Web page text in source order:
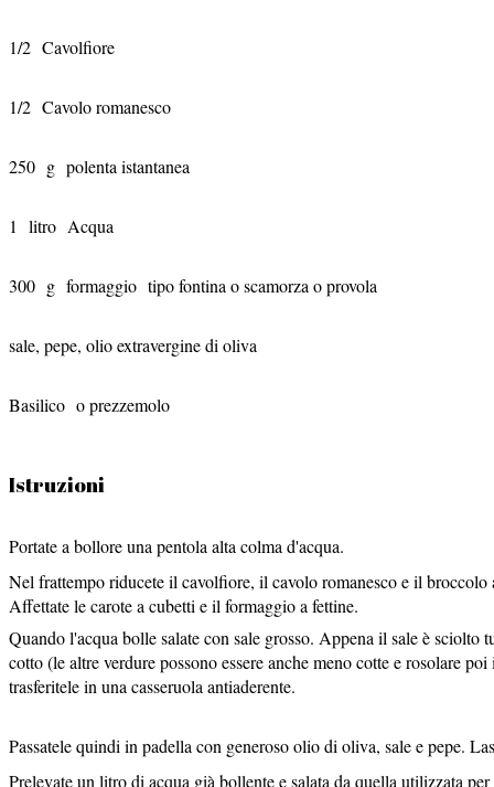
1/2 Cavolfiore
1/2 Cavolo romanesco
250 g polenta istantanea
1 litro Acqua
300 g formaggio tipo fontina o scamorza o provola
sale, pepe, olio extravergine di oliva
Basilico o prezzemolo
Istruzioni
Portate a bollore una pentola alta colma d'acqua.
Nel frattempo riducete il cavolfiore, il cavolo romanesco e il
Affettate le carote a cubetti e il formaggio a fettine.
Quando l'acqua bolle salate con sale grosso. Appena il sale è
cotto (le altre verdure possono essere anche meno cotte e rosolare
trasferitele in una casseruola antiaderente.
Passatele quindi in padella con generoso olio di oliva, sale e pepe.
Prelevate un litro di acqua già bollente e salata da quella utilizzata